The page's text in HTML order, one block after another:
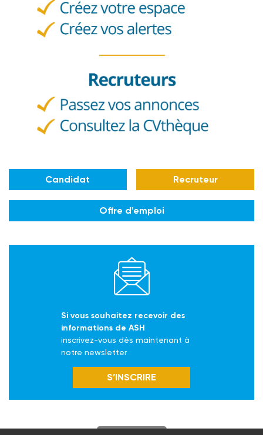
Candidat Recruteur
Offre d'emploi
Si vous souhaitez recevoir des
informations de ASH
inscrivez-vous dès maintenant à
notre newsletter
S’INSCRIRE